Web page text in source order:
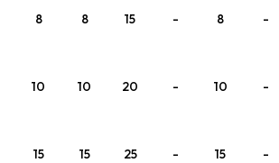
8 8 15 - 8 -
10 10 20 - 10 -
15 15 25 - 15 -